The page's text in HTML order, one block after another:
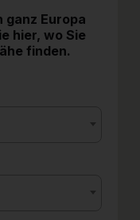
ganz Europa
hier, wo Sie
finden.